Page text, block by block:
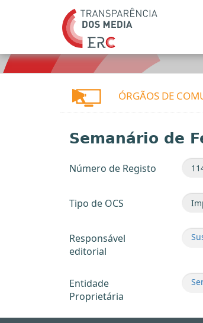
ÓRGÃOS DE
Semanário de
Número de Registo
Tipo de OCS
Responsável
editorial
Entidade
Proprietária